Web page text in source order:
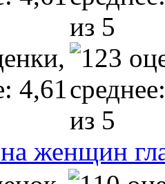
на женщин